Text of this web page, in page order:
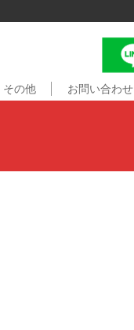
その他 お問い合わせ